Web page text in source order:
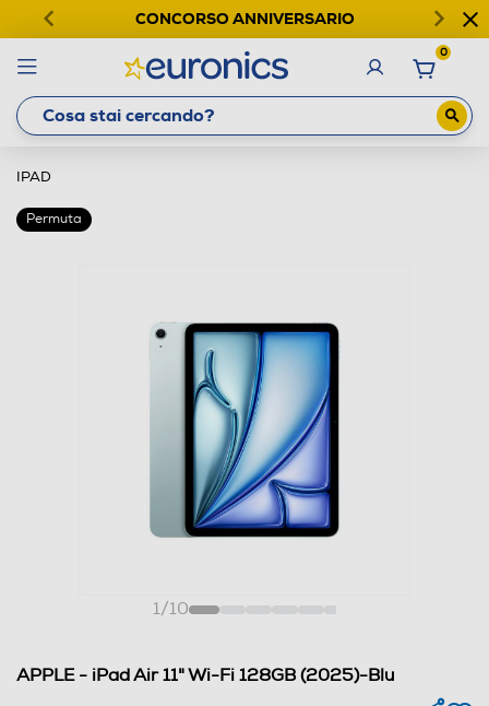
CONCORSO ANNIVERSARIO
0
IPAD
Permuta
1/10
APPLE - iPad Air 11" Wi-Fi 128GB (2025)-Blu